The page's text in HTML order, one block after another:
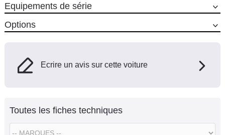
Equipements de série
Options
Ecrire un avis sur cette voiture
Toutes les fiches techniques